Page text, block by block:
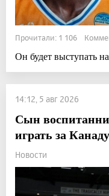
Прочитали: 1 106
Он будет выступать
14:12, 5 авг 2026
Сын
играть за Канаду
Новости